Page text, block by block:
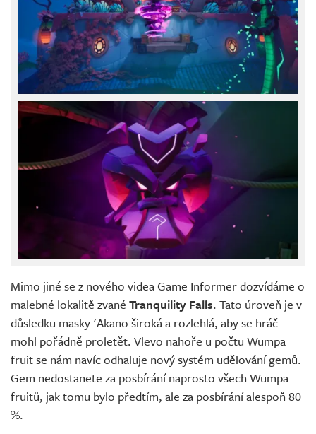
Mimo jiné se z nového videa Game Informer dozvídáme o
malebné lokalitě zvané Tranquility Falls. Tato úroveň je v
důsledku masky 'Akano široká a rozlehlá, aby se hráč
mohl pořádně proletět. Vlevo nahoře u počtu Wumpa
fruit se nám navíc odhaluje nový systém udělování gemů.
Gem nedostanete za posbírání naprosto všech Wumpa
fruitů, jak tomu bylo předtím, ale za posbírání alespoň 80
%.